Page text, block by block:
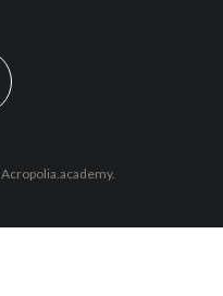
Acropolia.academy.